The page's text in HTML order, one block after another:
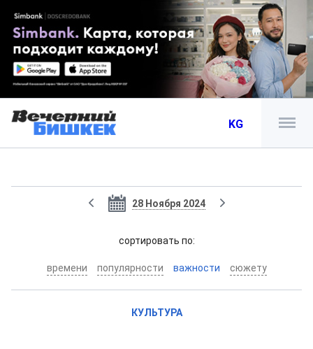
KG
28 Ноября 2024
cортировать по:
времени популярности важности сюжету
КУЛЬТУРА